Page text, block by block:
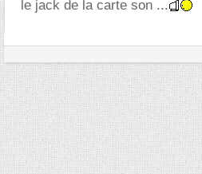
le jack de la carte son ...